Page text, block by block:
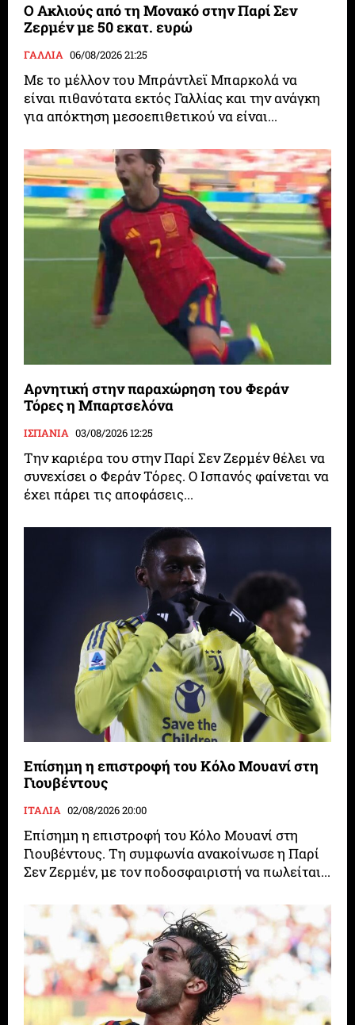
Ο Ακλιούς από τη Μονακό στην Παρί Σεν
Ζερμέν με 50 εκατ. ευρώ
ΓΑΛΛΙΑ 06/08/2026 21:25
Με το μέλλον του Μπράντλεϊ Μπαρκολά να
είναι πιθανότατα εκτός Γαλλίας και την ανάγκη
για απόκτηση μεσοεπιθετικού να είναι...
Αρνητική στην παραχώρηση του Φεράν
Τόρες η Μπαρτσελόνα
ΙΣΠΑΝΙΑ 03/08/2026 12:25
Την καριέρα του στην Παρί Σεν Ζερμέν θέλει να
συνεχίσει ο Φεράν Τόρες. Ο Ισπανός φαίνεται να
έχει πάρει τις αποφάσεις...
Επίσημη η επιστροφή του Κόλο Μουανί στη
Γιουβέντους
ΙΤΑΛΙΑ 02/08/2026 20:00
Επίσημη η επιστροφή του Κόλο Μουανί στη
Γιουβέντους. Τη συμφωνία ανακοίνωσε η Παρί
Σεν Ζερμέν, με τον ποδοσφαιριστή να πωλείται...